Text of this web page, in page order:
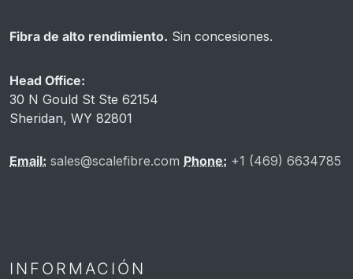
Fibra de alto rendimiento. Sin concesiones.
Head Office:
30 N Gould St Ste 62154
Sheridan, WY 82801
Email: sales@scalefibre.com Phone: +1 (469) 6634785
INFORMACIÓN